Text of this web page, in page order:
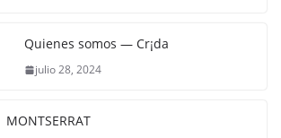
Quienes somos — Cr¡da
julio 28, 2024
MONTSERRAT